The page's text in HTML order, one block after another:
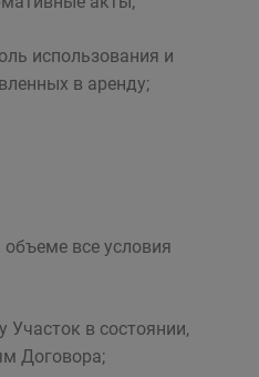
использования и
в аренду;
все условия
Участок в состоянии,
Договора;